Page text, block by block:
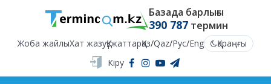
Базада барлығы
390 787термин
Жоба жайлыХат жазуҚұжаттарҚаз/Qaz/Рус/Eng
Қараңғы
Кіру